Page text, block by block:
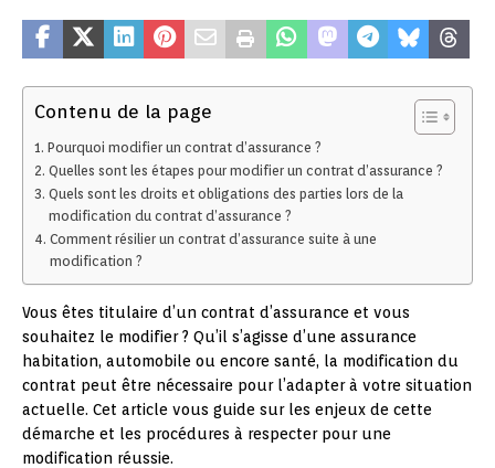
Contenu de la page
Pourquoi modifier un contrat d’assurance ?
Quelles sont les étapes pour modifier un contrat d’assurance ?
Quels sont les droits et obligations des parties lors de la
modification du contrat d’assurance ?
Comment résilier un contrat d’assurance suite à une
modification ?
Vous êtes titulaire d’un contrat d’assurance et vous
souhaitez le modifier ? Qu’il s’agisse d’une assurance
habitation, automobile ou encore santé, la modification du
contrat peut être nécessaire pour l’adapter à votre situation
actuelle. Cet article vous guide sur les enjeux de cette
démarche et les procédures à respecter pour une
modification réussie.